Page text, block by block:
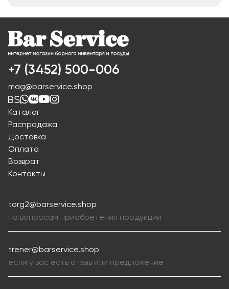
+7 (3452) 500-006
mag@barservice.shop
Каталог
Распродажа
Доставка
Оплата
Возврат
Контакты
torg2@barservice.shop
по вопросам приобретения продукции
trener@barservice.shop
если у вас есть отзыв или предложение